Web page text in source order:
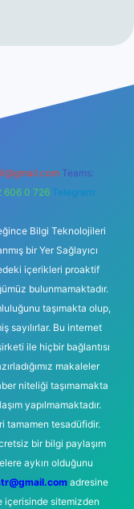
Teams:
606 0 726 Telegram:
Bilgi Teknolojileri
bir Yer Sağlayıcı
içerikleri proaktif
bulunmamaktadır.
taşımakta olup,
sayılırlar. Bu internet
ile hiçbir bağlantısı
makaleler
niteliği taşımamakta
yapılmamaktadır.
tamamen tesadüfidir.
bir bilgi paylaşım
aykırı olduğunu
adresine
içerisinde sitemizden